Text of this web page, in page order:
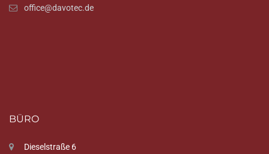
office@davotec.de
BÜRO
Dieselstraße 6